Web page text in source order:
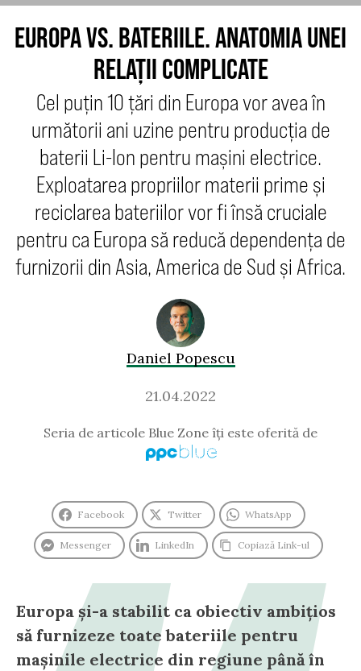
EUROPA VS. BATERIILE. ANATOMIA UNEI
RELAȚII COMPLICATE
Cel puțin 10 țări din Europa vor avea în
următorii ani uzine pentru producția de
baterii Li-Ion pentru mașini electrice.
Exploatarea propriilor materii prime și
reciclarea bateriilor vor fi însă cruciale
pentru ca Europa să reducă dependența de
furnizorii din Asia, America de Sud și Africa.
Daniel Popescu
21.04.2022
Seria de articole Blue Zone îți este oferită de
Facebook Twitter WhatsApp
Messenger LinkedIn Copiază Link-ul
Europa și-a stabilit ca obiectiv ambițios
să furnizeze toate bateriile pentru
mașinile electrice din regiune până în